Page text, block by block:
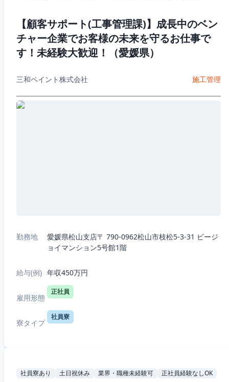
【顧客サポート(工事管理課)】成長中のベン
チャー企業でお客様の未来を守るお仕事で
す！未経験大歓迎！（愛媛県）
三和ペイント株式会社 施工管理
勤務地
愛媛県松山支店〒 790-0962松山市枝松5-3-31 ビージ
ョイマンション5号館1階
給与(例) 年収450万円
雇用形態
正社員
寮タイプ
社員寮
社員寮あり 土日祝休み 業界・職種未経験可 正社員経験なしOK